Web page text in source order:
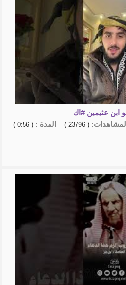
المشاهدات: ( 23796 ) المدة : ( 0:56 )